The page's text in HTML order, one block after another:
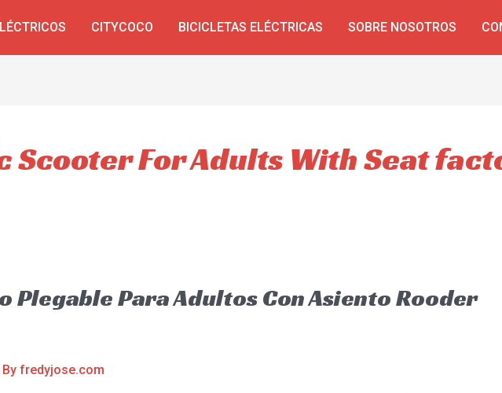
CITYCOCO BICICLETAS ELÉCTRICAS SOBRE NOSOTROS
Scooter For Adults With Seat
Plegable Para Adultos Con Asiento Rooder
fredyjose.com